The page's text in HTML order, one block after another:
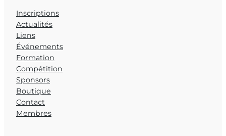
Inscriptions
Actualités
Liens
Événements
Formation
Compétition
Sponsors
Boutique
Contact
Membres